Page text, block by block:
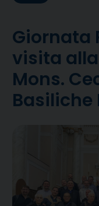
Giornata
visita
Mons.